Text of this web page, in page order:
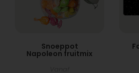
Snoeppot
Napoleon fruitmix